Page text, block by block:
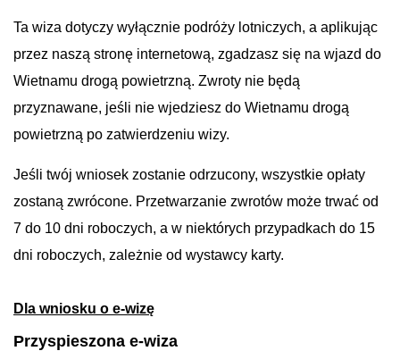
Ta wiza dotyczy wyłącznie podróży lotniczych, a aplikując
przez naszą stronę internetową, zgadzasz się na wjazd do
Wietnamu drogą powietrzną. Zwroty nie będą
przyznawane, jeśli nie wjedziesz do Wietnamu drogą
powietrzną po zatwierdzeniu wizy.
Jeśli twój wniosek zostanie odrzucony, wszystkie opłaty
zostaną zwrócone. Przetwarzanie zwrotów może trwać od
7 do 10 dni roboczych, a w niektórych przypadkach do 15
dni roboczych, zależnie od wystawcy karty.
Dla wniosku o e-wizę
Przyspieszona e-wiza